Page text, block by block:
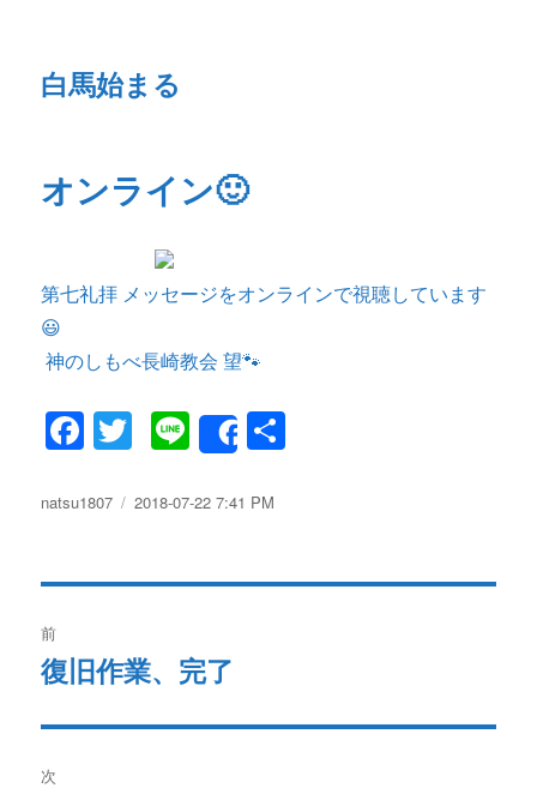
白馬始まる
オンライン🙂
第七礼拝 メッセージをオンラインで視聴しています
😃
神のしもべ長崎教会 望🐾
F
c
b
o
k
T
it
r
Li
n
e
Share
投
natsu1807
投
2018-07-22 7:41 PM
稿
ビ
前
過
の
投
復旧作業、完了
次